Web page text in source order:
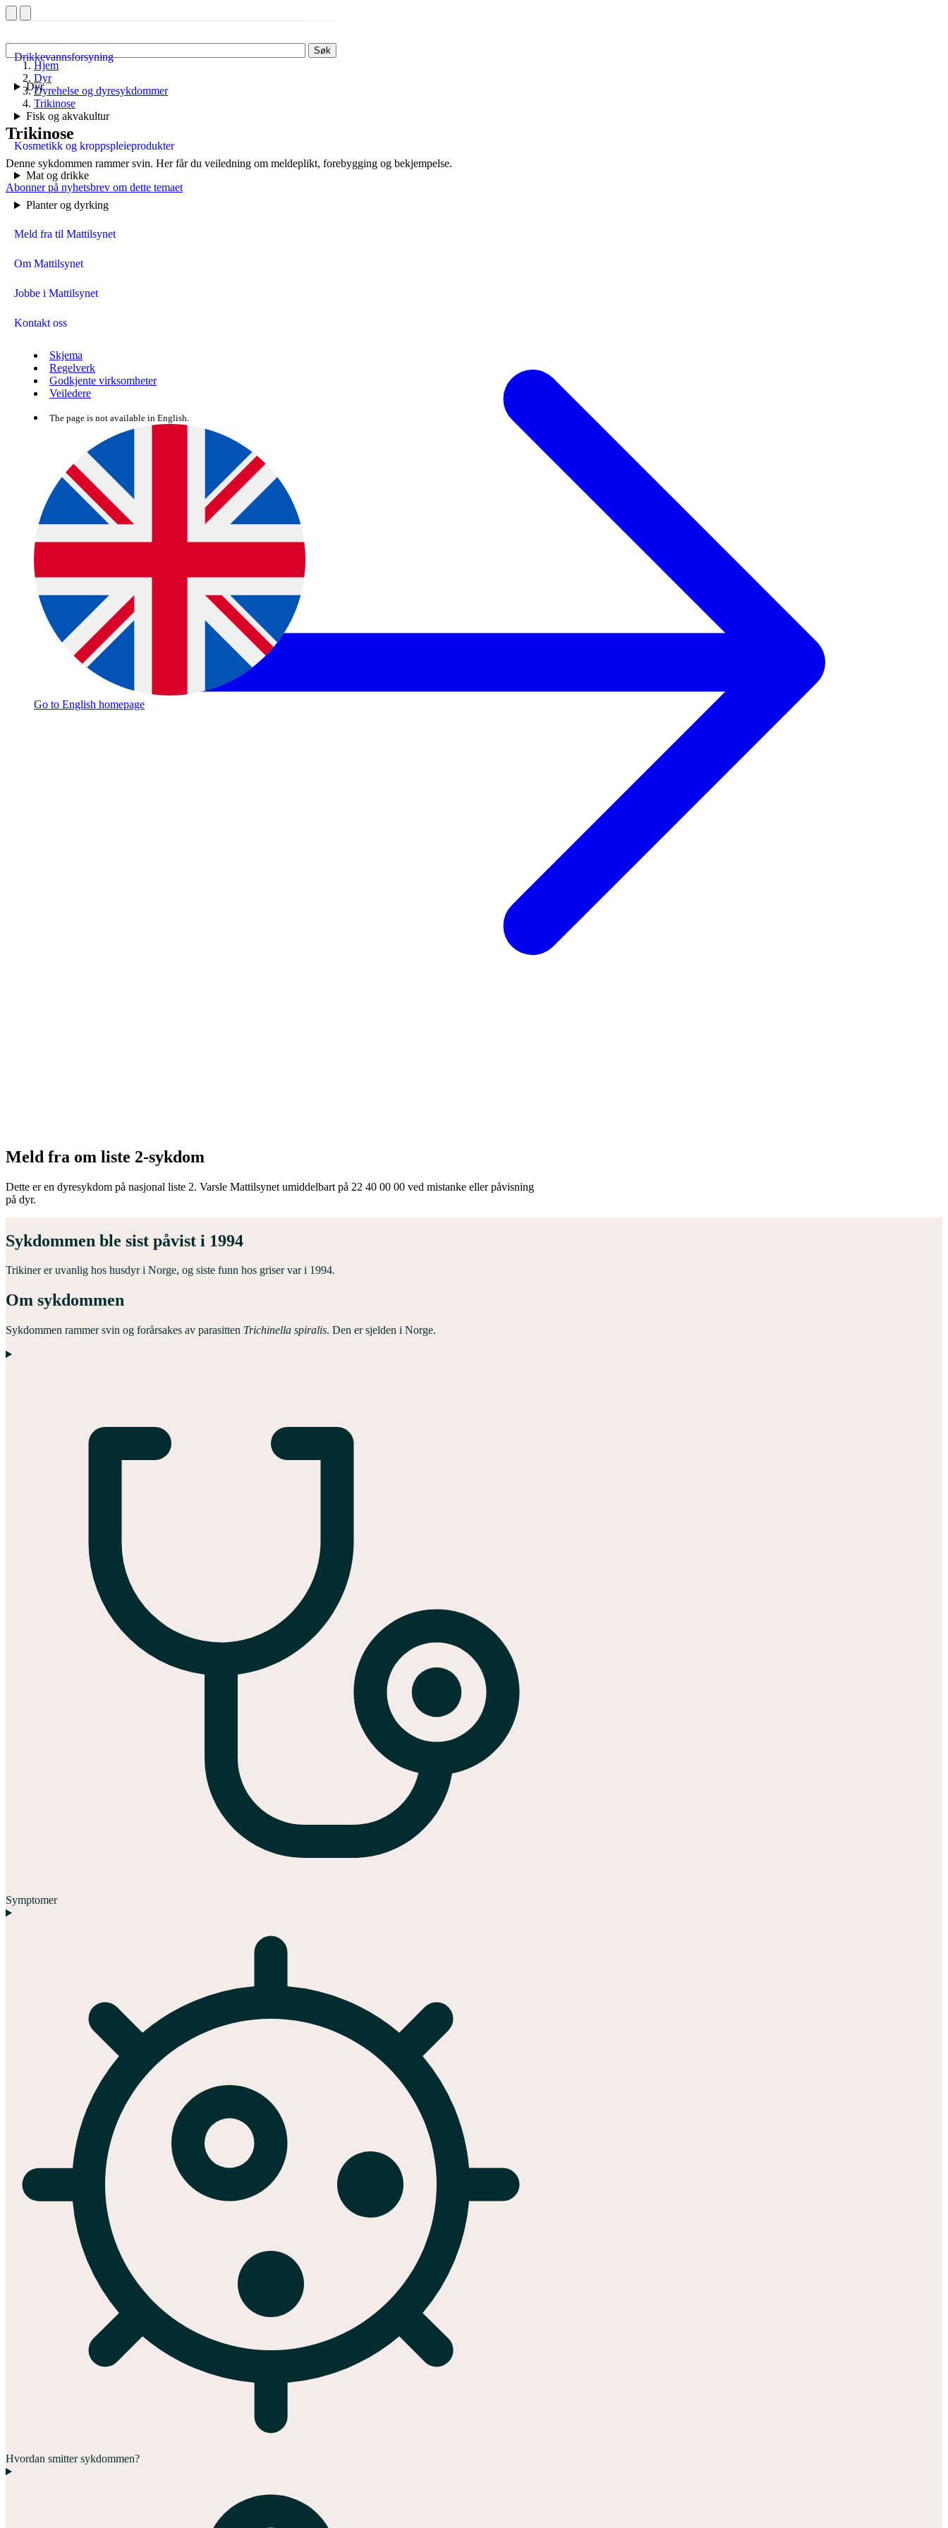
Søk
Drikkevannsforsyning
Dyr
Fisk og akvakultur
Kosmetikk og kroppspleieprodukter
Mat og drikke
Planter og dyrking
Meld fra til Mattilsynet
Om Mattilsynet
Jobbe i Mattilsynet
Kontakt oss
Skjema
Regelverk
Godkjente virksomheter
Veiledere
The page is not available in English.
Go to English homepage
Hjem
Dyr
Dyrehelse og dyresykdommer
Trikinose
Trikinose
Denne sykdommen rammer svin. Her får du veiledning om meldeplikt, forebygging og bekjempelse.
Abonner på nyhetsbrev om dette temaet
Meld fra om liste 2-sykdom
Dette er en dyresykdom på nasjonal liste 2. Varsle Mattilsynet umiddelbart på 22 40 00 00 ved mistanke eller påvisning
på dyr.
Sykdommen ble sist påvist i 1994
Trikiner er uvanlig hos husdyr i Norge, og siste funn hos griser var i 1994.
Om sykdommen
Sykdommen rammer svin og forårsakes av parasitten Trichinella spiralis. Den er sjelden i Norge.
Symptomer
Hvordan smitter sykdommen?